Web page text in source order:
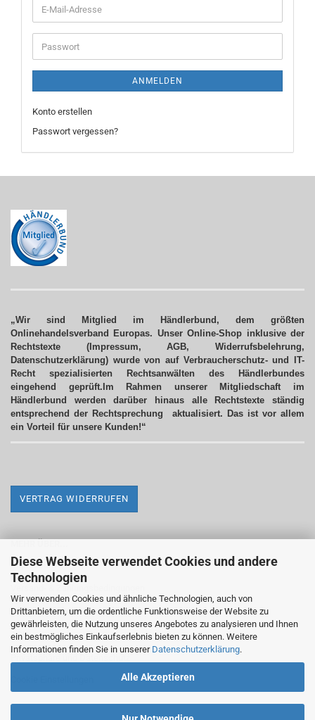
Diese Webseite verwendet Cookies und andere
Technologien
Wir verwenden Cookies und ähnliche Technologien, auch von
Drittanbietern, um die ordentliche Funktionsweise der Website zu
gewährleisten, die Nutzung unseres Angebotes zu analysieren und Ihnen
ein bestmögliches Einkaufserlebnis bieten zu können. Weitere
Informationen finden Sie in unserer Datenschutzerklärung.
Alle Akzeptieren
E-
Mail-
Adresse
Passwort
ANMELDEN
Konto erstellen
Passwort vergessen?
„Wir sind Mitglied im Händlerbund, dem größten
Onlinehandelsverband Europas. Unser Online-Shop inklusive der
Rechtstexte (Impressum, AGB, Widerrufsbelehrung,
Datenschutzerklärung) wurde von auf Verbraucherschutz- und IT-
Recht spezialisierten Rechtsanwälten des Händlerbundes
eingehend geprüft.Im Rahmen unserer Mitgliedschaft im
Händlerbund werden darüber hinaus alle Rechtstexte ständig
entsprechend der Rechtsprechung aktualisiert. Das ist vor allem
ein Vorteil für unsere Kunden!“
VERTRAG WIDERRUFEN
Impressum
Versand- & Zahlungsbedingungen
Widerrufsrecht & Widerrufsformular
AGB